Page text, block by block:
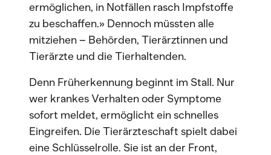
ermöglichen, in Notfällen rasch Impfstoffe
zu beschaffen.» Dennoch müssten alle
mitziehen – Behörden, Tierärztinnen und
Tierärzte und die Tierhaltenden.
Denn Früherkennung beginnt im Stall. Nur
wer krankes Verhalten oder Symptome
sofort meldet, ermöglicht ein schnelles
Eingreifen. Die Tierärzteschaft spielt dabei
eine Schlüsselrolle. Sie ist an der Front,